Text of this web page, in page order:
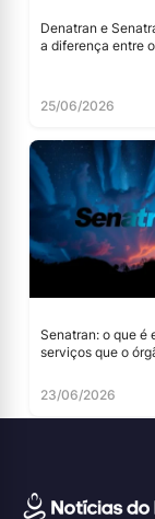
Denatran e
a diferença entre
25/06/2026
Senatran: o que é
serviços que o
23/06/2026